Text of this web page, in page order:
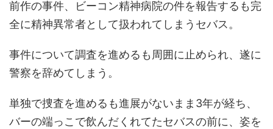
前作の事件、ビーコン精神病院の件を報告するも完
全に精神異常者として扱われてしまうセバス。
事件について調査を進めるも周囲に止められ、遂に
警察を辞めてしまう。
単独で捜査を進めるも進展がないまま3年が経ち、
バーの端っこで飲んだくれてたセバスの前に、姿を